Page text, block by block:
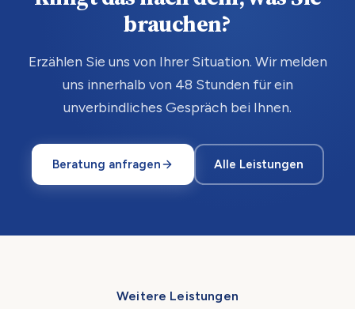
brauchen?
Erzählen Sie uns von Ihrer Situation. Wir melden
uns innerhalb von 48 Stunden für ein
unverbindliches Gespräch bei Ihnen.
Beratung anfragen Alle Leistungen
Weitere Leistungen